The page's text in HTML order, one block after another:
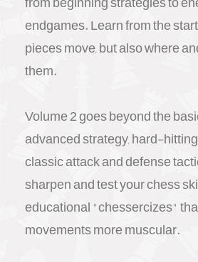
endgames. Learn from the
pieces move, but also where
them.
Volume 2 goes beyond the
advanced strategy, hard-
classic attack and defense
sharpen and test your chess
educational "chessercizes"
movements more muscular.